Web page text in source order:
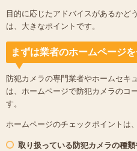
目的に応じたアドバイスがあるかど
は、大きなポイントです。
まずは業者のホームページ
防犯カメラの専門業者やホームセキ
は、ホームページで防犯カメラのコ
す。
ホームページのチェックポイントは
取り扱っている防犯カメラの種